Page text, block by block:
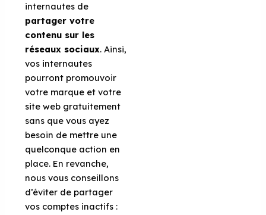
internautes de
partager votre
contenu sur les
réseaux sociaux. Ainsi,
vos internautes
pourront promouvoir
votre marque et votre
site web gratuitement
sans que vous ayez
besoin de mettre une
quelconque action en
place. En revanche,
nous vous conseillons
d’éviter de partager
vos comptes inactifs :